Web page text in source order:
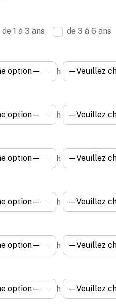
de 1 à 3 ans de 3 à 6 ans
h
h
h
h
h
h